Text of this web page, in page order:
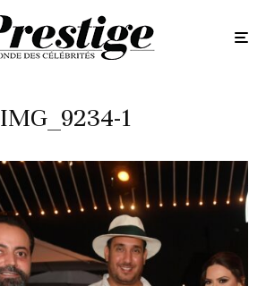
IMG_9234-1